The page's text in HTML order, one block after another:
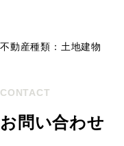
不動産種類：土地建物
CONTACT
お問い合わせ